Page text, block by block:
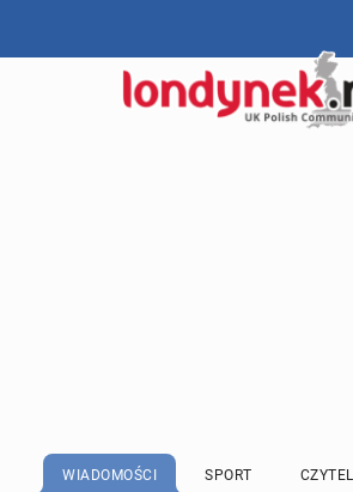
WIADOMOŚCI SPORT